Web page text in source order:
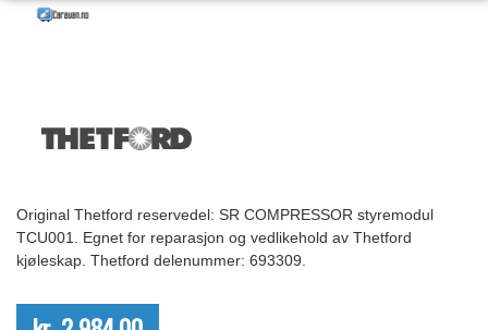
Original Thetford reservedel: SR COMPRESSOR styremodul
TCU001. Egnet for reparasjon og vedlikehold av Thetford
kjøleskap. Thetford delenummer: 693309.